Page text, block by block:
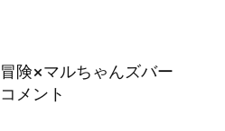
険×マルちゃんズバー
メント